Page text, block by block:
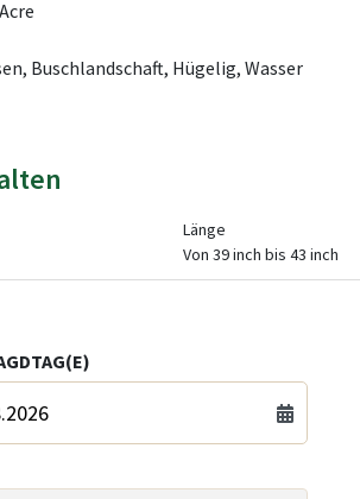
Buschlandschaft, Hügelig, Wasser
Länge
Von 39 inch bis 43 inch